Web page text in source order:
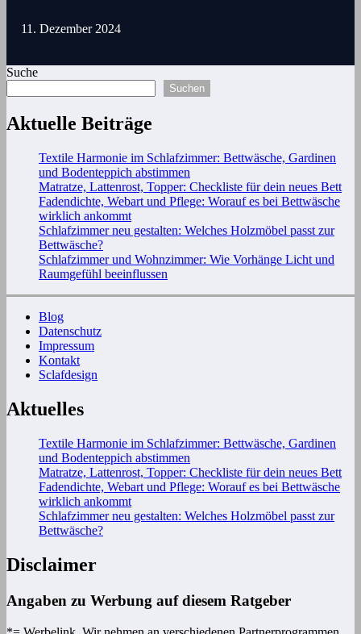
11. Dezember 2024
Suche
Suchen
Aktuelle Beiträge
Textile Harmonie im Schlafzimmer: Bettwäsche, Gardinen
und Bodenteppich abstimmen
Matratze, Lattenrost, Topper: Checkliste für dein neues Bett
Fadendichte, Webart und Pflege: Worauf es bei Bettwäsche
wirklich ankommt
Schlafzimmer neu gestalten: Welches Holzmöbel passt zur
Bettwäsche?
Schlafzimmer und Wohnzimmer: Wie Vorhänge Licht und
Raumgefühl beeinflussen
Blog
Datenschutz
Impressum
Kontakt
Sclafdesign
Aktuelles
Textile Harmonie im Schlafzimmer: Bettwäsche, Gardinen
und Bodenteppich abstimmen
Matratze, Lattenrost, Topper: Checkliste für dein neues Bett
Fadendichte, Webart und Pflege: Worauf es bei Bettwäsche
wirklich ankommt
Schlafzimmer neu gestalten: Welches Holzmöbel passt zur
Bettwäsche?
Disclaimer
Angaben zu Werbung auf diesem Ratgeber